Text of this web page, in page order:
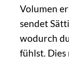
Volumen
sendet
wodurch
fühlst.